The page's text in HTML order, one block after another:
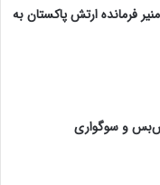
فرمانده ارتش پاکستان به
و سوگواری